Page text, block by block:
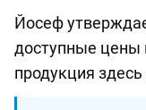
Йосеф
доступные цены
продукция